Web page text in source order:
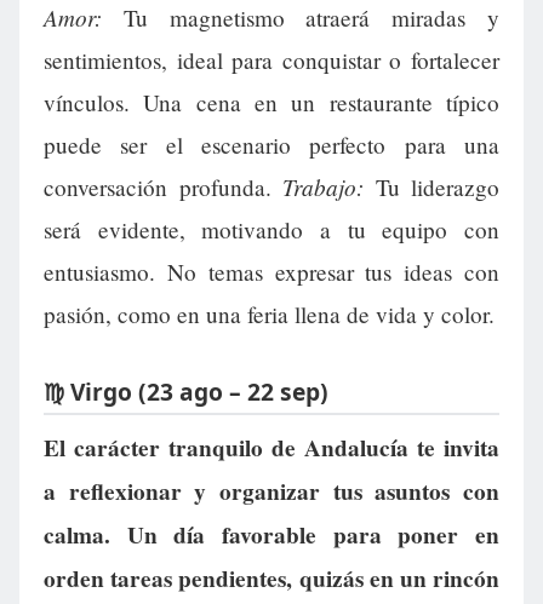
Amor: Tu magnetismo atraerá miradas y
sentimientos, ideal para conquistar o fortalecer
vínculos. Una cena en un restaurante típico
puede ser el escenario perfecto para una
conversación profunda. Trabajo: Tu liderazgo
será evidente, motivando a tu equipo con
entusiasmo. No temas expresar tus ideas con
pasión, como en una feria llena de vida y color.
♍ Virgo (23 ago – 22 sep)
El carácter tranquilo de Andalucía te invita
a reflexionar y organizar tus asuntos con
calma. Un día favorable para poner en
orden tareas pendientes, quizás en un rincón